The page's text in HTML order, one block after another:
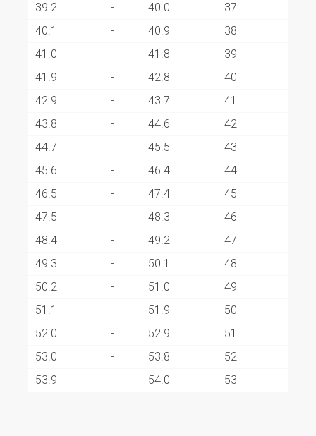
39.2
- 40.0
37
40.1
- 40.9
38
41.0
- 41.8
39
41.9
- 42.8
40
42.9
- 43.7
41
43.8
- 44.6
42
44.7
- 45.5
43
45.6
- 46.4
44
46.5
- 47.4
45
47.5
- 48.3
46
48.4
- 49.2
47
49.3
- 50.1
48
50.2
- 51.0
49
51.1
- 51.9
50
52.0
- 52.9
51
53.0
- 53.8
52
53.9
- 54.0 53